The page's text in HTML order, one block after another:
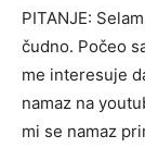
PITANJE:
čudno. Počeo
me interesuje
namaz na
mi se namaz